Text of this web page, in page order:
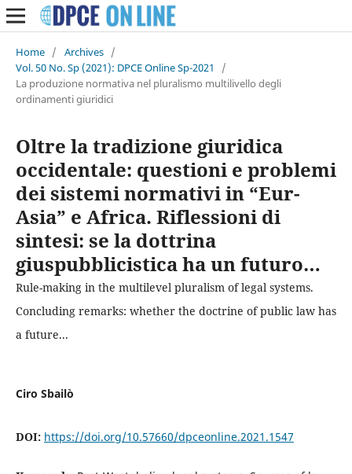
Home / Archives /
Vol. 50 No. Sp (2021): DPCE Online Sp-2021
/
La produzione normativa nel pluralismo multilivello degli
ordinamenti giuridici
Oltre la tradizione giuridica
occidentale: questioni e problemi
dei sistemi normativi in “Eur-
Asia” e Africa. Riflessioni di
sintesi: se la dottrina
giuspubblicistica ha un futuro…
Rule-making in the multilevel pluralism of legal systems.
Concluding remarks: whether the doctrine of public law has
a future...
Ciro Sbailò
DOI: https://doi.org/10.57660/dpceonline.2021.1547